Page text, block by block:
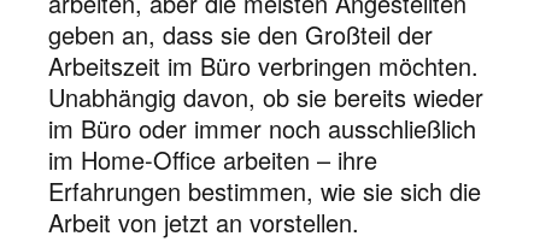
geben an, dass sie den Großteil der
Arbeitszeit im Büro verbringen möchten.
Unabhängig davon, ob sie bereits wieder
im Büro oder immer noch ausschließlich
im Home-Office arbeiten – ihre
Erfahrungen bestimmen, wie sie sich die
Arbeit von jetzt an vorstellen.